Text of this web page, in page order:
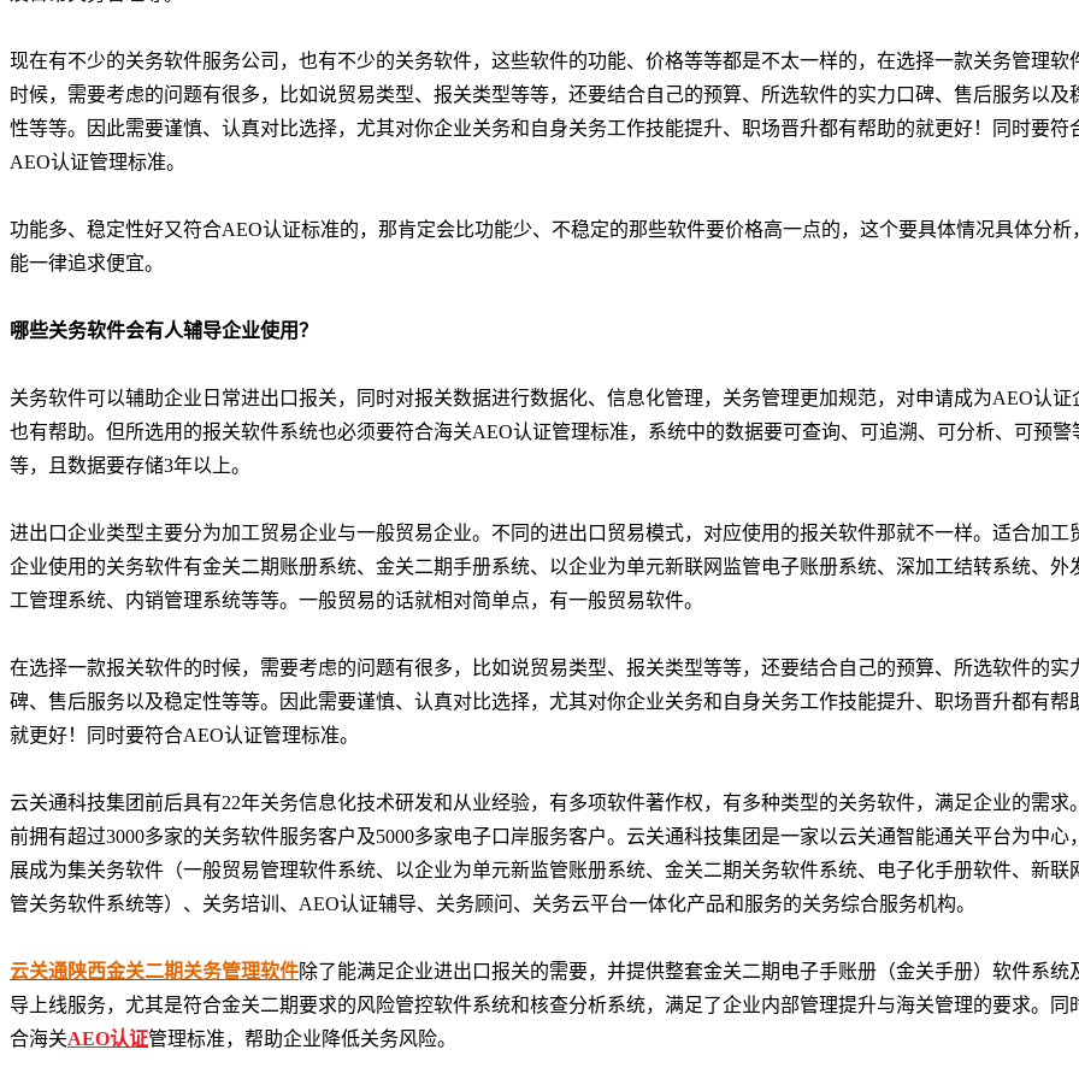
现在有不少的关务软件服务公司，也有不少的关务软件，这些软件的功能、价格等等都是不太一样的，在选择一款关务管理软
时候，需要考虑的问题有很多，比如说贸易类型、报关类型等等，还要结合自己的预算、所选软件的实力口碑、售后服务以及
性等等。因此需要谨慎、认真对比选择，尤其对你企业关务和自身关务工作技能提升、职场晋升都有帮助的就更好！同时要符
AEO认证管理标准。
功能多、稳定性好又符合AEO认证标准的，那肯定会比功能少、不稳定的那些软件要价格高一点的，这个要具体情况具体分析
能一律追求便宜。
哪些关务软件会有人辅导企业使用？
关务软件可以辅助企业日常进出口报关，同时对报关数据进行数据化、信息化管理，关务管理更加规范，对申请成为AEO认证
也有帮助。但所选用的报关软件系统也必须要符合海关AEO认证管理标准，系统中的数据要可查询、可追溯、可分析、可预警
等，且数据要存储3年以上。
进出口企业类型主要分为加工贸易企业与一般贸易企业。不同的进出口贸易模式，对应使用的报关软件那就不一样。适合加工
企业使用的关务软件有金关二期账册系统、金关二期手册系统、以企业为单元新联网监管电子账册系统、深加工结转系统、外
工管理系统、内销管理系统等等。一般贸易的话就相对简单点，有一般贸易软件。
在选择一款报关软件的时候，需要考虑的问题有很多，比如说贸易类型、报关类型等等，还要结合自己的预算、所选软件的实
碑、售后服务以及稳定性等等。因此需要谨慎、认真对比选择，尤其对你企业关务和自身关务工作技能提升、职场晋升都有帮
就更好！同时要符合AEO认证管理标准。
云关通科技集团前后具有22年关务信息化技术研发和从业经验，有多项软件著作权，有多种类型的关务软件，满足企业的需求
前拥有超过3000多家的关务软件服务客户及5000多家电子口岸服务客户。云关通科技集团是一家以云关通智能通关平台为中心
展成为集关务软件（一般贸易管理软件系统、以企业为单元新监管账册系统、金关二期关务软件系统、电子化手册软件、新联
管关务软件系统等）、关务培训、AEO认证辅导、关务顾问、关务云平台一体化产品和服务的关务综合服务机构。
云关通陕西金关二期关务管理软件除了能满足企业进出口报关的需要，并提供整套金关二期电子手账册（金关手册）软件系统
导上线服务，尤其是符合金关二期要求的风险管控软件系统和核查分析系统，满足了企业内部管理提升与海关管理的要求。同
合海关AEO认证管理标准，帮助企业降低关务风险。